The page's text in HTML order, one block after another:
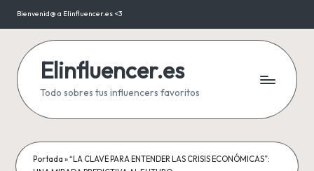
Saltar
contenido
Bienvenid@ a Elinfluencer.es <3
Elinfluencer.es
Todo sobres tus influencers favoritos
Portada »“LA CLAVE PARA ENTENDER LAS CRISIS ECONÓMICAS”: